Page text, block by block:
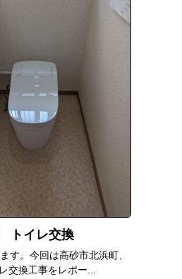
トイレ交換
す。今回は高砂市北浜町、
交換工事をレポー...